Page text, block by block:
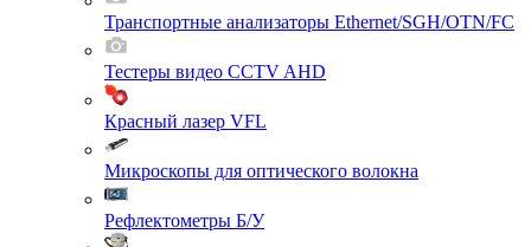
Транспортные анализаторы Ethernet/SGH/OTN/FC
Тестеры видео CCTV AHD
Красный лазер VFL
Микроскопы для оптического волокна
Рефлектометры Б/У